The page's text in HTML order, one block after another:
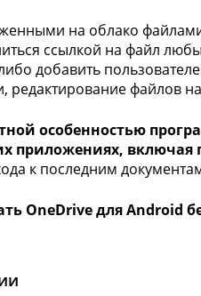
на облако
ссылкой на файл
добавить
редактирование файлов
особенностью
приложениях, включая
к последним
OneDrive для Android